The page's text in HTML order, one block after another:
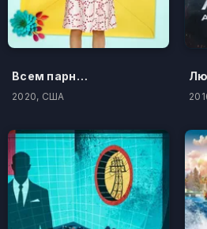
Всем парням: P.S. Я люблю тебя
2020, США